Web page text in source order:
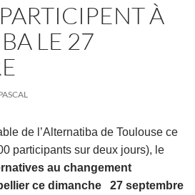
À
LE 27
de l’Alternatiba de Toulouse ce
participants sur deux jours), le
au changement
ce dimanche
27 septembre